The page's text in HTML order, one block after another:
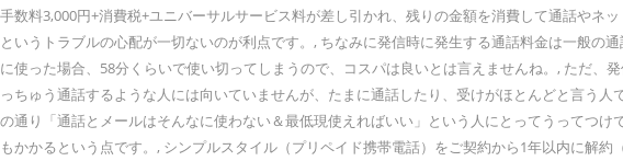
手数料3,000円+消費税+ユニバーサルサービス料が差し引かれ、残りの金額を消費して通話やネ
というトラブルの心配が一切ないのが利点です。, ちなみに発信時に発生する通話料金は一般
に使った場合、58分くらいで使い切ってしまうので、コスパは良いとは言えませんね。, ただ
っちゅう通話するような人には向いていませんが、たまに通話したり、受けがほとんどと言う
の通り「通話とメールはそんなに使わない＆最低現使えればいい」という人にとってうってつ
もかかるという点です。, シンプルスタイル（プリペイド携帯電話）をご契約から1年以内に解